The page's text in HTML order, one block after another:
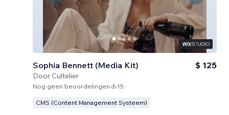
Sophia Bennett (Media Kit)
Door Cultelier
$ 125
Nog geen beoordelingen 15
CMS (Content Management Systeem)